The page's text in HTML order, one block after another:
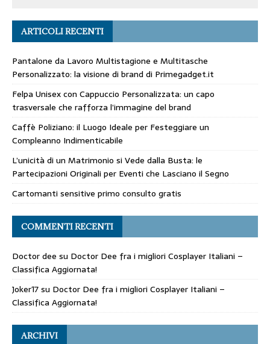
ARTICOLI RECENTI
Pantalone da Lavoro Multistagione e Multitasche
Personalizzato: la visione di brand di Primegadget.it
Felpa Unisex con Cappuccio Personalizzata: un capo
trasversale che rafforza l’immagine del brand
Caffè Poliziano: il Luogo Ideale per Festeggiare un
Compleanno Indimenticabile
L’unicità di un Matrimonio si Vede dalla Busta: le
Partecipazioni Originali per Eventi che Lasciano il Segno
Cartomanti sensitive primo consulto gratis
COMMENTI RECENTI
Doctor dee su Doctor Dee fra i migliori Cosplayer Italiani –
Classifica Aggiornata!
Joker17su Doctor Dee fra i migliori Cosplayer Italiani –
Classifica Aggiornata!
ARCHIVI